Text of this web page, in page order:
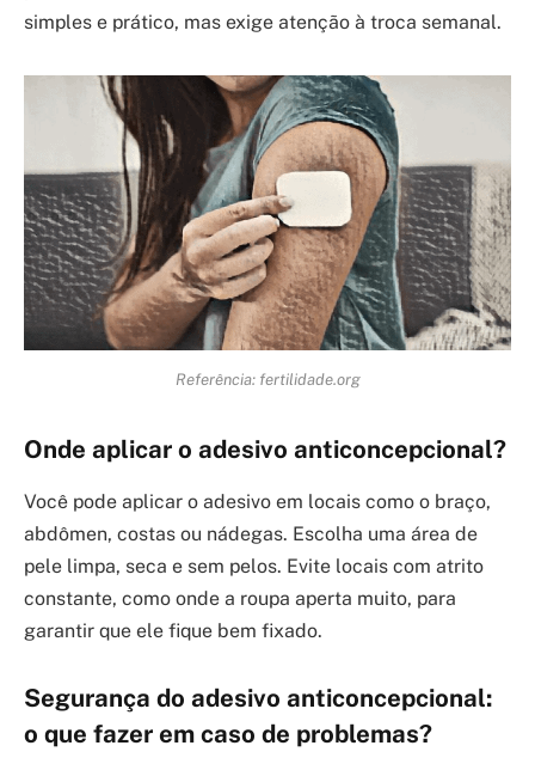
simples e prático, mas exige atenção à troca semanal.
Referência: fertilidade.org
Onde aplicar o adesivo anticoncepcional?
Você pode aplicar o adesivo em locais como o braço,
abdômen, costas ou nádegas. Escolha uma área de
pele limpa, seca e sem pelos. Evite locais com atrito
constante, como onde a roupa aperta muito, para
garantir que ele fique bem fixado.
Segurança do adesivo anticoncepcional:
o que fazer em caso de problemas?